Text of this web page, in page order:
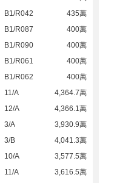
B1/R042
435萬
B1/R087
400萬
B1/R090
400萬
B1/R061
400萬
B1/R062
400萬
11/A
4,364.7萬
12/A
4,366.1萬
3/A
3,930.9萬
3/B
4,041.3萬
10/A
3,577.5萬
11/A
3,616.5萬